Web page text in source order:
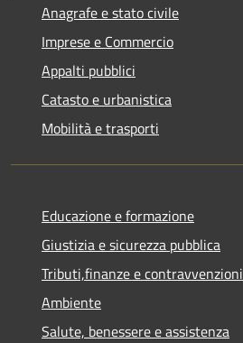
Anagrafe e stato civile
Imprese e Commercio
Appalti pubblici
Catasto e urbanistica
Mobilità e trasporti
Educazione e formazione
Giustizia e sicurezza pubblica
Tributi,finanze e contravvenzioni
Ambiente
Salute, benessere e assistenza